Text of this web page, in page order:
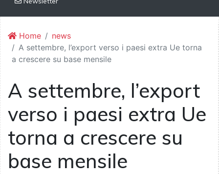
Home
news
A settembre, l’export verso i paesi extra Ue torna
a crescere su base mensile
A settembre, l’export
verso i paesi extra Ue
torna a crescere su
base mensile